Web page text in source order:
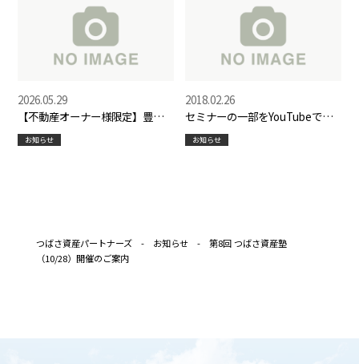
【不動産オーナー様限定】豊中
市リノベ現地見学会のご案内
（6/15～7/31）
2026.05.29
お知らせ
セミナーの一部をYouTubeでご
覧いただけます！
2018.02.26
お知らせ
つばさ資産パートナーズ- お知らせ- 第8回 つばさ資産塾
（10/28）開催のご案内